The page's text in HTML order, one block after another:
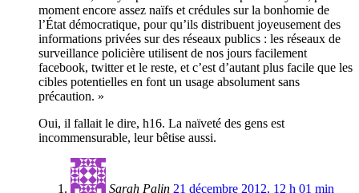
moment encore assez naïfs et crédules sur la bonhomie de
l’État démocratique, pour qu’ils distribuent joyeusement des
informations privées sur des réseaux publics : les réseaux de
surveillance policière utilisent de nos jours facilement
facebook, twitter et le reste, et c’est d’autant plus facile que les
cibles potentielles en font un usage absolument sans
précaution. »
Oui, il fallait le dire, h16. La naïveté des gens est
incommensurable, leur bêtise aussi.
Sarah Palin 21 décembre 2012, 12 h 01 min